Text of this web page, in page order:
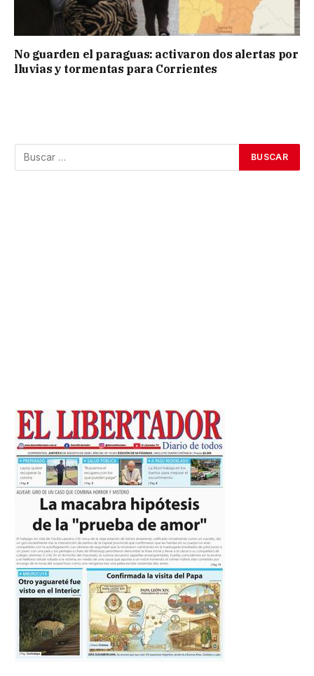
No guarden el paraguas: activaron dos alertas por
lluvias y tormentas para Corrientes